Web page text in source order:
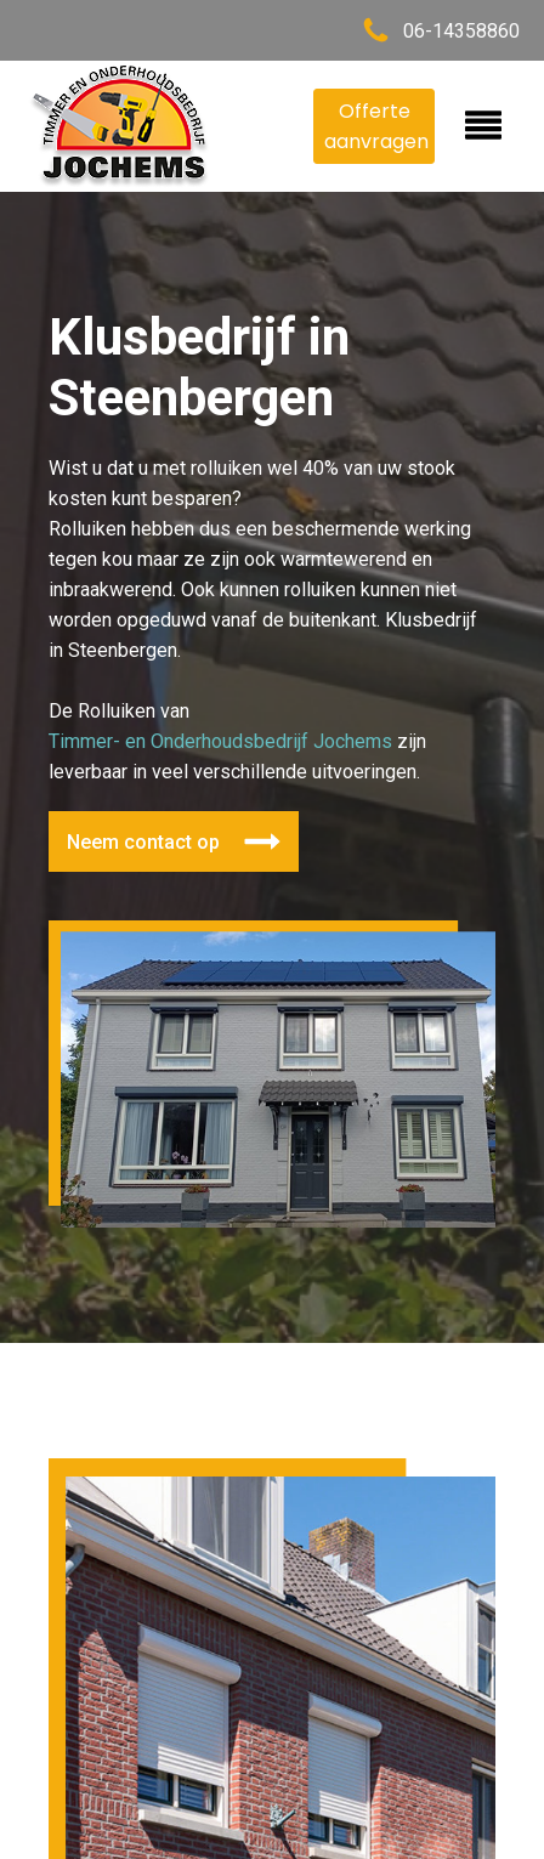
06-14358860
Offerte
aanvragen
Klusbedrijf in
Steenbergen
Wist u dat u met rolluiken wel 40% van uw stook
kosten kunt besparen?
Rolluiken hebben dus een beschermende werking
tegen kou maar ze zijn ook warmtewerend en
inbraakwerend. Ook kunnen rolluiken kunnen niet
worden opgeduwd vanaf de buitenkant. Klusbedrijf
in Steenbergen.
De Rolluiken van
Timmer- en Onderhoudsbedrijf Jochems zijn
leverbaar in veel verschillende uitvoeringen.
Neem contact op